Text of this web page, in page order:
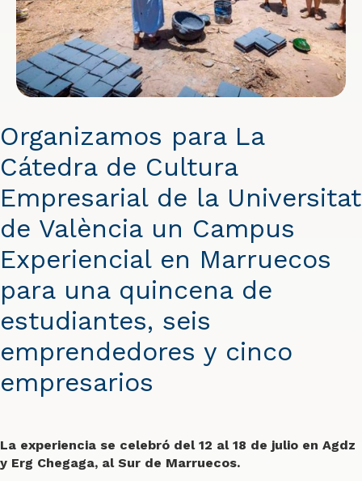
Organizamos para La
Cátedra de Cultura
Empresarial de la Universitat
de València un Campus
Experiencial en Marruecos
para una quincena de
estudiantes, seis
emprendedores y cinco
empresarios
La experiencia se celebró del 12 al 18 de julio en Agdz
y Erg Chegaga, al Sur de Marruecos.